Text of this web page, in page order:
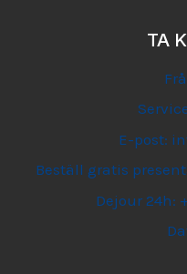
TA
E-post:
Beställ gratis
Dejour 24h: